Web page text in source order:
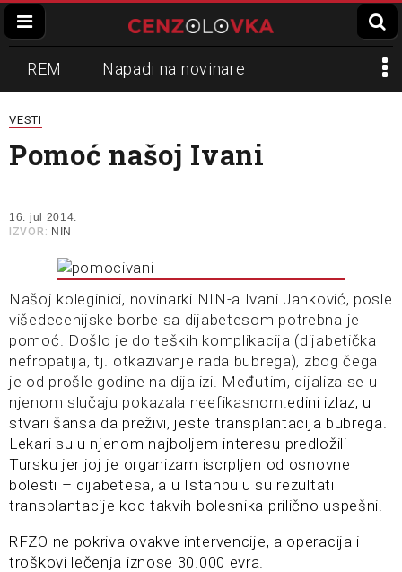
REM Napadi na novinare
Zvučni top
Propaganda Lokalni mediji
VESTI
Pomoć našoj Ivani
16. jul 2014.
IZVOR: NIN
Našoj koleginici, novinarki NIN-a Ivani Janković, posle
višedecenijske borbe sa dijabetesom potrebna je
pomoć. Došlo je do teških komplikacija (dijabetička
nefropatija, tj. otkazivanje rada bubrega), zbog čega
je od prošle godine na dijalizi. Međutim, dijaliza se u
njenom slučaju pokazala neefikasnom.edini izlaz, u
stvari šansa da preživi, jeste transplantacija bubrega.
Lekari su u njenom najboljem interesu predložili
Tursku jer joj je organizam iscrpljen od osnovne
bolesti – dijabetesa, a u Istanbulu su rezultati
transplantacije kod takvih bolesnika prilično uspešni.
RFZO ne pokriva ovakve intervencije, a operacija i
troškovi lečenja iznose 30.000 evra.